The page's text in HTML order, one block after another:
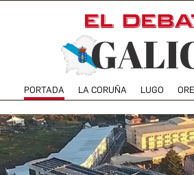
PORTADA LA CORUÑA LUGO